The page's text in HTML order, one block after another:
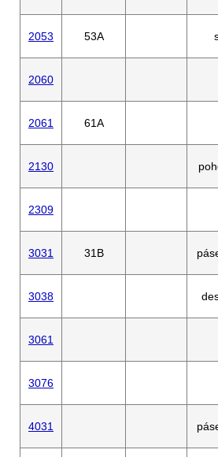
2053 53A
2060
2061 61A
2130
2309
3031 31B
3038
3061
3076
4031